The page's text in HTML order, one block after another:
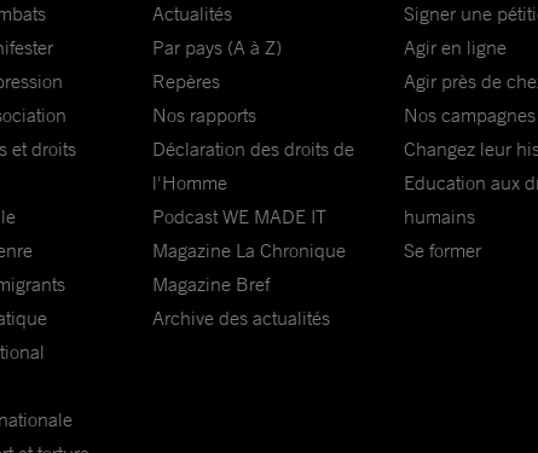
et droits
Actualités
Par pays (A à Z)
Repères
Nos rapports
Déclaration des droits de
l'Homme
Podcast WE MADE IT
Magazine La Chronique
Magazine Bref
Archive des actualités
Signer une
Agir en ligne
Agir près de
Nos campagnes
Changez leur
Education aux
humains
Se former